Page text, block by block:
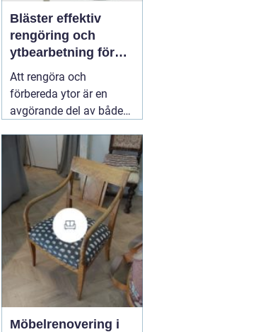
Bläster effektiv
rengöring och
ytbearbetning för
proffs och
hantverkare
Att rengöra och
förbereda ytor är en
avgörande del av både
renovering. Färg, rost,
smuts och gamla
beläggningar gör att
material åldras snabbare
och försämrar
slutresultatet vid
målning eller annan
behandling. Här31 juli
Möbelrenovering i